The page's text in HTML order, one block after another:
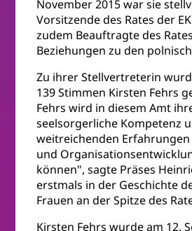
November 2015 war sie
Vorsitzende des Rates der
zudem Beauftragte des
Beziehungen zu den
Zu ihrer Stellvertreterin
139 Stimmen Kirsten Fehrs
Fehrs wird in diesem Amt
seelsorgerliche Kompetenz
weitreichenden
und
können", sagte Präses
erstmals in der Geschichte
Frauen an der Spitze des
Kirsten Fehrs wurde am 12.